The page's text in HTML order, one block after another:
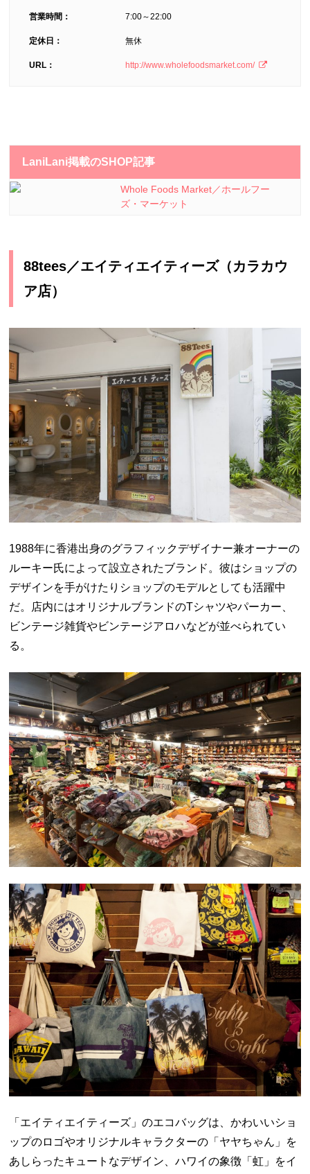
営業時間： 7:00～22:00
定休日： 無休
URL： http://www.wholefoodsmarket.com/
LaniLani掲載のSHOP記事
Whole Foods Market／ホールフー
ズ・マーケット
88tees／エイティエイティーズ（カラカウ
ア店）
1988年に香港出身のグラフィックデザイナー兼オーナーの
ルーキー氏によって設立されたブランド。彼はショップの
デザインを手がけたりショップのモデルとしても活躍中
だ。店内にはオリジナルブランドのTシャツやパーカー、
ビンテージ雑貨やビンテージアロハなどが並べられてい
る。
「エイティエイティーズ」のエコバッグは、かわいいショ
ップのロゴやオリジナルキャラクターの「ヤヤちゃん」を
あしらったキュートなデザイン、ハワイの象徴「虹」をイ